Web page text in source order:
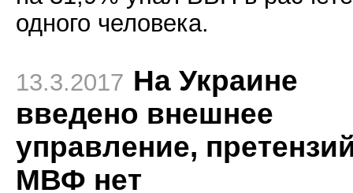
одного человека.
13.3.2017 На Украине
введено внешнее
управление,
МВФ нет